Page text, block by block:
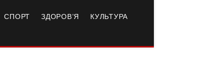
СПОРТ ЗДОРОВ’Я КУЛЬТУРА